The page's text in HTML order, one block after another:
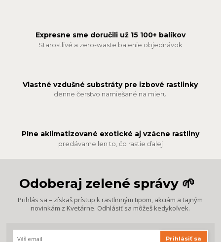
Expresne sme doručili už 15 100+ balíkov
Starostlivé a zero-waste balenie objednávok
Vlastné vzdušné substráty pre izbové rastlinky
denne čerstvo namiešané na mieru
Plne aklimatizované exotické aj vzácne rastliny
predávame len to, čo rastie ďalej
Odoberaj zelené správy 🌱
Prihlás sa – získaš prístup k rastlinným tipom, akciám a tajným
novinkám z Kvetárne. Odhlásiť sa môžeš kedykoľvek.
Prihlásiť sa